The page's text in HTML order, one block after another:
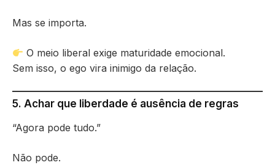
Mas se importa.
O meio liberal exige maturidade emocional.
Sem isso, o ego vira inimigo da relação.
5. Achar que liberdade é ausência de regras
“Agora pode tudo.”
Não pode.